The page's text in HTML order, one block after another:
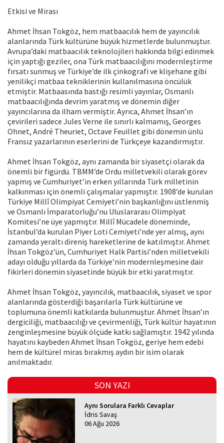
Etkisi ve Mirası
Ahmet İhsan Tokgöz, hem matbaacılık hem de yayıncılık
alanlarında Türk kültürüne büyük hizmetlerde bulunmuştur.
Avrupa’daki matbaacılık teknolojileri hakkında bilgi edinmek
için yaptığı geziler, ona Türk matbaacılığını modernleştirme
fırsatı sunmuş ve Türkiye’de ilk çinkografi ve klişehane gibi
yenilikçi matbaa tekniklerinin kullanılmasına öncülük
etmiştir. Matbaasında bastığı resimli yayınlar, Osmanlı
matbaacılığında devrim yaratmış ve dönemin diğer
yayıncılarına da ilham vermiştir. Ayrıca, Ahmet İhsan’ın
çevirileri sadece Jules Verne ile sınırlı kalmamış, Georges
Ohnet, André Theuriet, Octave Feuillet gibi dönemin ünlü
Fransız yazarlarının eserlerini de Türkçeye kazandırmıştır.
Ahmet İhsan Tokgöz, aynı zamanda bir siyasetçi olarak da
önemli bir figürdü. TBMM’de Ordu milletvekili olarak görev
yapmış ve Cumhuriyet’in erken yıllarında Türk milletinin
kalkınması için önemli çalışmalar yapmıştır. 1908’de kurulan
Türkiye Millî Olimpiyat Cemiyeti’nin başkanlığını üstlenmiş
ve Osmanlı İmparatorluğu’nu Uluslararası Olimpiyat
Komitesi’ne üye yapmıştır. Millî Mücadele döneminde,
İstanbul’da kurulan Piyer Loti Cemiyeti'nde yer almış, aynı
zamanda yeraltı direniş hareketlerine de katılmıştır. Ahmet
İhsan Tokgöz’ün, Cumhuriyet Halk Partisi’nden milletvekili
adayı olduğu yıllarda da Türkiye’nin modernleşmesine dair
fikirleri dönemin siyasetinde büyük bir etki yaratmıştır.
Ahmet İhsan Tokgöz, yayıncılık, matbaacılık, siyaset ve spor
alanlarında gösterdiği başarılarla Türk kültürüne ve
toplumuna önemli katkılarda bulunmuştur. Ahmet İhsan’ın
dergiciliği, matbaacılığı ve çevirmenliği, Türk kültür hayatının
zenginleşmesine büyük ölçüde katkı sağlamıştır. 1942 yılında
hayatını kaybeden Ahmet İhsan Tokgöz, geriye hem edebi
hem de kültürel miras bırakmış aydın bir isim olarak
anılmaktadır.
SON YAZI
Aynı Sorulara Farklı Cevaplar
İdris Savaş
06 Ağu 2026